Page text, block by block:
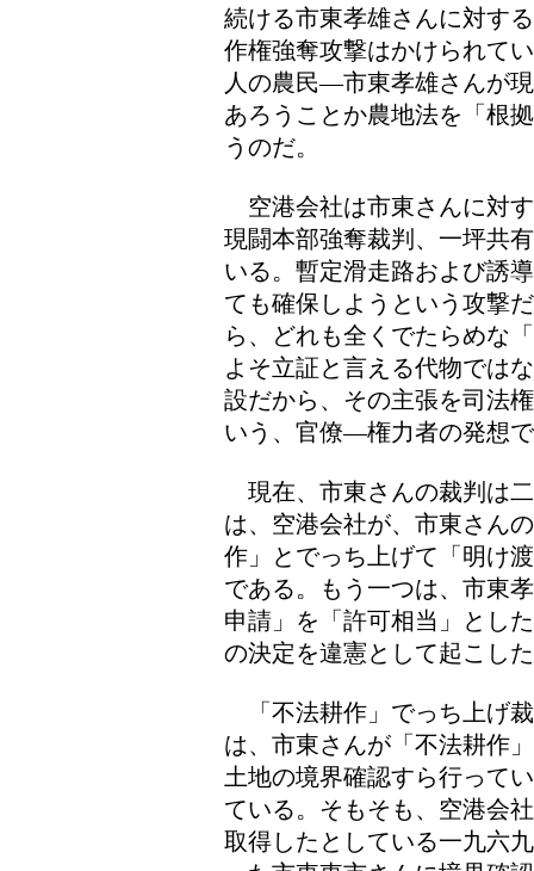
続ける市東孝雄さんに対す
作権強奪攻撃はかけられて
人の農民―市東孝雄さんが
あろうことか農地法を「根
うのだ。
空港会社は市東さんに対
現闘本部強奪裁判、一坪共
いる。暫定滑走路および誘
ても確保しようという攻撃
ら、どれも全くでたらめな
よそ立証と言える代物では
設だから、その主張を司法
いう、官僚―権力者の発想
現在、市東さんの裁判は
は、空港会社が、市東さん
作」とでっち上げて「明け
である。もう一つは、市東
申請」を「許可相当」とし
の決定を違憲として起こし
「不法耕作」でっち上げ
は、市東さんが「不法耕作
土地の境界確認すら行って
ている。そもそも、空港会
取得したとしている一九六